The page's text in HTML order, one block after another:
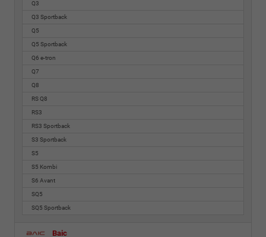
Q3
Q3 Sportback
Q5
Q5 Sportback
Q6 e-tron
Q7
Q8
RS Q8
RS3
RS3 Sportback
S3 Sportback
S5
S5 Kombi
S6 Avant
SQ5
SQ5 Sportback
Baic